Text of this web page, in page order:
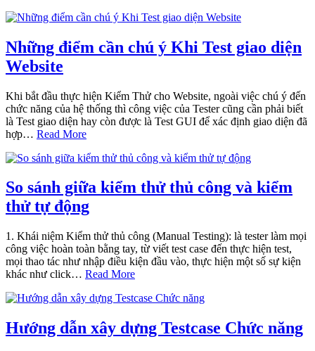
Những điểm cần chú ý Khi Test giao diện
Website
Khi bắt đầu thực hiện Kiểm Thử cho Website, ngoài việc chú ý đến
chức năng của hệ thống thì công việc của Tester cũng cần phải biết
là Test giao diện hay còn được là Test GUI để xác định giao diện đã
hợp… Read More
So sánh giữa kiểm thử thủ công và kiểm
thử tự động
1. Khái niệm Kiểm thử thủ công (Manual Testing): là tester làm mọi
công việc hoàn toàn bằng tay, từ viết test case đến thực hiện test,
mọi thao tác như nhập điều kiện đầu vào, thực hiện một số sự kiện
khác như click… Read More
Hướng dẫn xây dựng Testcase Chức năng